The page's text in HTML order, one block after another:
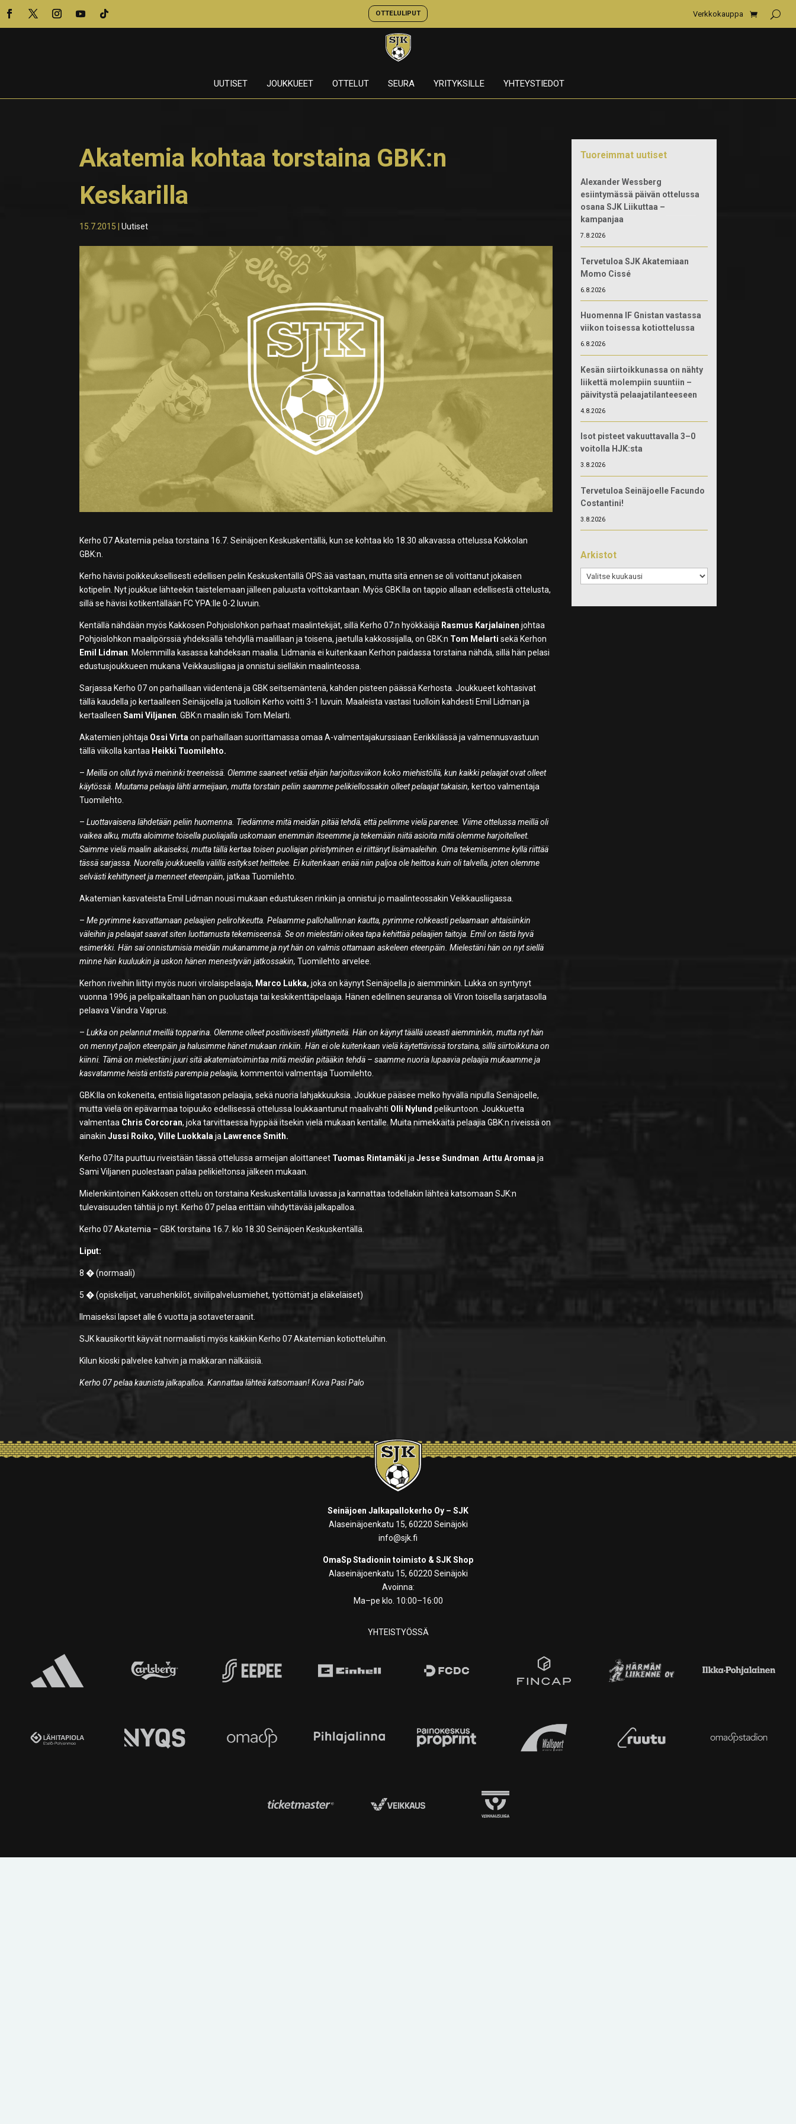
OTTELULIPUT Verkkokauppa
UUTISET JOUKKUEET OTTELUT SEURA YRITYKSILLE YHTEYSTIEDOT
Akatemia kohtaa torstaina GBK:n
Keskarilla
15.7.2015 |Uutiset
Kerho 07 Akatemia pelaa torstaina 16.7. Seinäjoen Keskuskentällä, kun se kohtaa klo 18.30 alkavassa ottelussa Kokkolan
GBK:n.
Kerho hävisi poikkeuksellisesti edellisen pelin Keskuskentällä OPS:ää vastaan, mutta sitä ennen se oli voittanut jokaisen
kotipelin. Nyt joukkue lähteekin taistelemaan jälleen paluusta voittokantaan. Myös GBK:lla on tappio allaan edellisestä ottelusta,
sillä se hävisi kotikentällään FC YPA:lle 0-2 luvuin.
Kentällä nähdään myös Kakkosen Pohjoislohkon parhaat maalintekijät, sillä Kerho 07:n hyökkääjä Rasmus Karjalainen johtaa
Pohjoislohkon maalipörssiä yhdeksällä tehdyllä maalillaan ja toisena, jaetulla kakkossijalla, on GBK:n Tom Melarti sekä Kerhon
Emil Lidman. Molemmilla kasassa kahdeksan maalia. Lidmania ei kuitenkaan Kerhon paidassa torstaina nähdä, sillä hän pelasi
edustusjoukkueen mukana Veikkausliigaa ja onnistui sielläkin maalinteossa.
Sarjassa Kerho 07 on parhaillaan viidentenä ja GBK seitsemäntenä, kahden pisteen päässä Kerhosta. Joukkueet kohtasivat
tällä kaudella jo kertaalleen Seinäjoella ja tuolloin Kerho voitti 3-1 luvuin. Maaleista vastasi tuolloin kahdesti Emil Lidman ja
kertaalleenSami Viljanen. GBK:n maalin iski Tom Melarti.
Akatemien johtaja Ossi Virtaon parhaillaan suorittamassa omaa A-valmentajakurssiaan Eerikkilässä ja valmennusvastuun
tällä viikolla kantaa Heikki Tuomilehto.
–Meillä on ollut hyvä meininki treeneissä. Olemme saaneet vetää ehjän harjoitusviikon koko miehistöllä, kun kaikki pelaajat ovat olleet
käytössä. Muutama pelaaja lähti armeijaan, mutta torstain peliin saamme pelikiellossakin olleet pelaajat takaisin, kertoo valmentaja
Tuomilehto.
–Luottavaisena lähdetään peliin huomenna. Tiedämme mitä meidän pitää tehdä, että pelimme vielä parenee. Viime ottelussa meillä oli
vaikea alku, mutta aloimme toisella puoliajalla uskomaan enemmän itseemme ja tekemään niitä asioita mitä olemme harjoitelleet.
Saimme vielä maalin aikaiseksi, mutta tällä kertaa toisen puoliajan piristyminen ei riittänyt lisämaaleihin. Oma tekemisemme kyllä riittää
tässä sarjassa. Nuorella joukkueella välillä esitykset heittelee. Ei kuitenkaan enää niin paljoa ole heittoa kuin oli talvella, joten olemme
selvästi kehittyneet ja menneet eteenpäin, jatkaa Tuomilehto.
Akatemian kasvateista Emil Lidman nousi mukaan edustuksen rinkiin ja onnistui jo maalinteossakin Veikkausliigassa.
–Me pyrimme kasvattamaan pelaajien pelirohkeutta. Pelaamme pallohallinnan kautta, pyrimme rohkeasti pelaamaan ahtaisiinkin
väleihin ja pelaajat saavat siten luottamusta tekemiseensä. Se on mielestäni oikea tapa kehittää pelaajien taitoja. Emil on tästä hyvä
esimerkki. Hän sai onnistumisia meidän mukanamme ja nyt hän on valmis ottamaan askeleen eteenpäin. Mielestäni hän on nyt siellä
minne hän kuuluukin ja uskon hänen menestyvän jatkossakin, Tuomilehto arvelee.
Kerhon riveihin liittyi myös nuori virolaispelaaja, Marco Lukka, joka on käynyt Seinäjoella jo aiemminkin. Lukka on syntynyt
vuonna 1996 ja pelipaikaltaan hän on puolustaja tai keskikenttäpelaaja. Hänen edellinen seuransa oli Viron toisella sarjatasolla
pelaava Vändra Vaprus.
–Lukka on pelannut meillä topparina. Olemme olleet positiivisesti yllättyneitä. Hän on käynyt täällä useasti aiemminkin, mutta nyt hän
on mennyt paljon eteenpäin ja halusimme hänet mukaan rinkiin. Hän ei ole kuitenkaan vielä käytettävissä torstaina, sillä siirtoikkuna on
kiinni. Tämä on mielestäni juuri sitä akatemiatoimintaa mitä meidän pitääkin tehdä – saamme nuoria lupaavia pelaajia mukaamme ja
kasvatamme heistä entistä parempia pelaajia, kommentoi valmentaja Tuomilehto.
GBK:lla on kokeneita, entisiä liigatason pelaajia, sekä nuoria lahjakkuuksia. Joukkue pääsee melko hyvällä nipulla Seinäjoelle,
mutta vielä on epävarmaa toipuuko edellisessä ottelussa loukkaantunut maalivahti Olli Nylund pelikuntoon. Joukkuetta
valmentaa Chris Corcoran, joka tarvittaessa hyppää itsekin vielä mukaan kentälle. Muita nimekkäitä pelaajia GBK:n riveissä on
ainakinJussi Roiko, Ville Luokkalaja Lawrence Smith.
Kerho 07:lta puuttuu riveistään tässä ottelussa armeijan aloittaneet Tuomas Rintamäki jaJesse Sundman.Arttu Aromaaja
Sami Viljanen puolestaan palaa pelikieltonsa jälkeen mukaan.
Mielenkiintoinen Kakkosen ottelu on torstaina Keskuskentällä luvassa ja kannattaa todellakin lähteä katsomaan SJK:n
tulevaisuuden tähtiä jo nyt. Kerho 07 pelaa erittäin viihdyttävää jalkapalloa.
Kerho 07 Akatemia – GBK torstaina 16.7. klo 18.30 Seinäjoen Keskuskentällä.
Liput:
8 � (normaali)
5 � (opiskelijat, varushenkilöt, siviilipalvelusmiehet, työttömät ja eläkeläiset)
Ilmaiseksi lapset alle 6 vuotta ja sotaveteraanit.
SJK kausikortit käyvät normaalisti myös kaikkiin Kerho 07 Akatemian kotiotteluihin.
Kilun kioski palvelee kahvin ja makkaran nälkäisiä.
Kerho 07 pelaa kaunista jalkapalloa. Kannattaa lähteä katsomaan! Kuva Pasi Palo
Tuoreimmat uutiset
Alexander Wessberg
esiintymässä päivän ottelussa
osana SJK Liikuttaa –
kampanjaa
7.8.2026
Tervetuloa SJK Akatemiaan
Momo Cissé
6.8.2026
Huomenna IF Gnistan vastassa
viikon toisessa kotiottelussa
6.8.2026
Kesän siirtoikkunassa on nähty
liikettä molempiin suuntiin –
päivitystä pelaajatilanteeseen
4.8.2026
Isot pisteet vakuuttavalla 3–0
voitolla HJK:sta
3.8.2026
Tervetuloa Seinäjoelle Facundo
Costantini!
3.8.2026
Arkistot
Arkistot
Seinäjoen Jalkapallokerho Oy – SJK
Alaseinäjoenkatu 15, 60220 Seinäjoki
info@sjk.fi
OmaSp Stadionin toimisto & SJK Shop
Alaseinäjoenkatu 15, 60220 Seinäjoki
Avoinna:
Ma–pe klo. 10:00–16:00
YHTEISTYÖSSÄ